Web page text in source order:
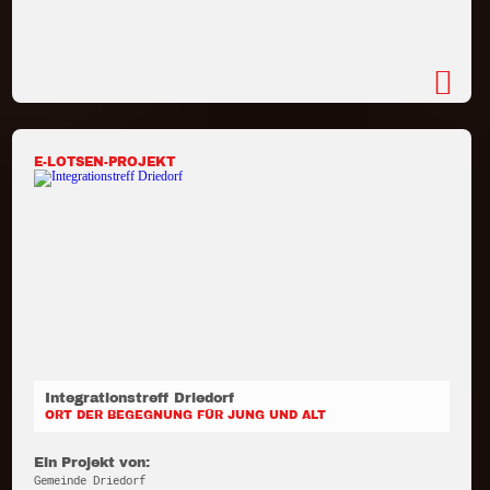
E-LOTSEN-PROJEKT
Integrationstreff Driedorf
ORT DER BEGEGNUNG FÜR JUNG UND ALT
Ein Projekt von:
Gemeinde Driedorf